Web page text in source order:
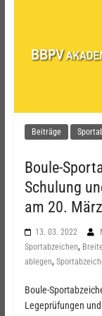
Beiträge
Boule-
Schulung
am 20.
13. 03. 2022
Sportabzeichen,
ablegen,
Boule-
Legeprüfungen